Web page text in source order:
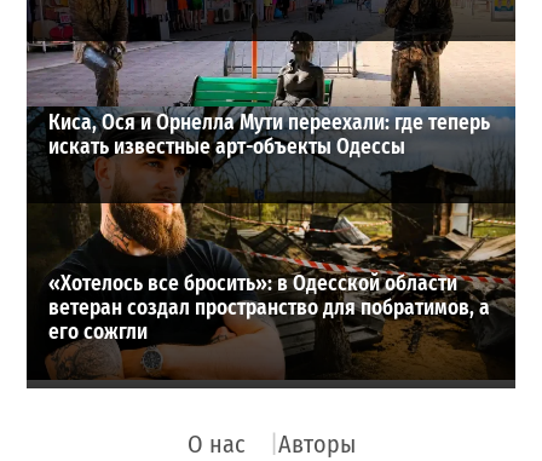
Киса, Ося и Орнелла Мути переехали: где теперь
искать известные арт-объекты Одессы
«Хотелось все бросить»: в Одесской области
ветеран создал пространство для побратимов, а
его сожгли
О нас Авторы